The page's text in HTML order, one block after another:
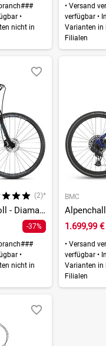
•
nicht in
•Versand
verfügbar •
Varianten in
Filialen
(2)*
Square Cross Base AL U - 28 Zoll - Diamant
-37%
•
nicht in
BMC
1.699,99 €
•Versand
verfügbar •
Varianten in
Filialen